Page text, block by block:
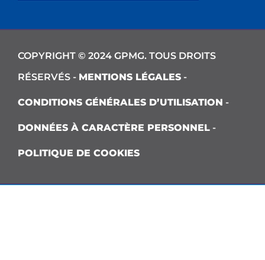
COPYRIGHT © 2024 GPMG. TOUS DROITS
RÉSERVÉS - MENTIONS LÉGALES -
CONDITIONS GÉNÉRALES D’UTILISATION -
DONNÉES À CARACTÈRE PERSONNEL -
POLITIQUE DE COOKIES